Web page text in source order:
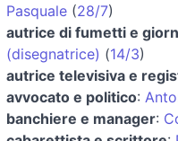
Pasquale (28/7)
autrice di fumetti e
(disegnatrice) (14/3)
autrice televisiva e
avvocato e politico:
banchiere e manager: